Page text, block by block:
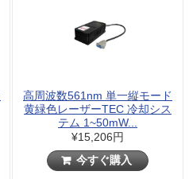
高周波数561nm 単一縦モード
黄緑色レーザーTEC 冷却シス
テム 1~50mW...
¥15,206円
今すぐ購入